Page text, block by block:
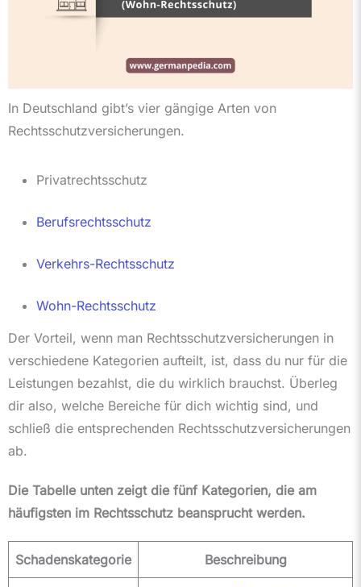
In Deutschland gibt’s vier gängige Arten von
Rechtsschutzversicherungen.
Privatrechtsschutz
Berufsrechtsschutz
Verkehrs-Rechtsschutz
Wohn-Rechtsschutz
Der Vorteil, wenn man Rechtsschutzversicherungen in
verschiedene Kategorien aufteilt, ist, dass du nur für die
Leistungen bezahlst, die du wirklich brauchst. Überleg
dir also, welche Bereiche für dich wichtig sind, und
schließ die entsprechenden Rechtsschutzversicherungen
ab.
Die Tabelle unten zeigt die fünf Kategorien, die am
häufigsten im Rechtsschutz beansprucht werden.
Schadenskategorie Beschreibung